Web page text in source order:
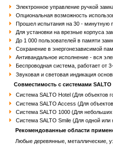
Электронное управление ручкой
Опциональная возможность
Прошел испытания на 30 - минутную
Для установки на врезные корпуса
До 1 000 пользователей в памяти
Сохранение в энергонезависимой
Антивандальное исполнение - вся
Беспроводная система, работает от
Звуковая и световая индикация
Совместимость с системами SALTO
Система SALTO Hotel (Для объектов
Система SALTO Access (Для
Система SALTO 1000 (Для
Система SALTO Smile (Для одной или
Рекомендованные области
Любые деревянные, металлические,